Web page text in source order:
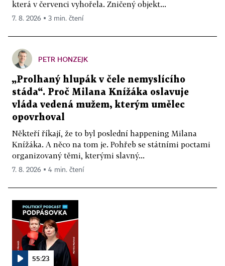
která v červenci vyhořela. Zničený objekt...
7. 8. 2026 ▪ 3 min. čtení
PETR HONZEJK
„Prolhaný hlupák v čele nemyslícího
stáda“. Proč Milana Knížáka oslavuje
vláda vedená mužem, kterým umělec
opovrhoval
Někteří říkají, že to byl poslední happening Milana
Knížáka. A něco na tom je. Pohřeb se státními poctami
organizovaný těmi, kterými slavný...
7. 8. 2026 ▪ 4 min. čtení
55:23